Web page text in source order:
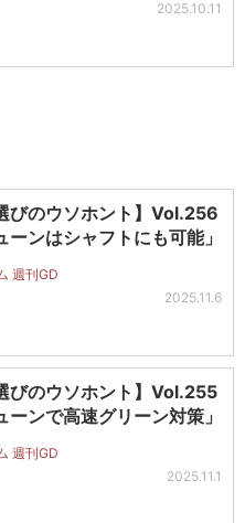
2025.10.11
びのウソホント】Vol.256
ーンはシャフトにも可能」
週刊GD
2025.11.6
びのウソホント】Vol.255
ーンで高速グリーン対策」
週刊GD
2025.11.1